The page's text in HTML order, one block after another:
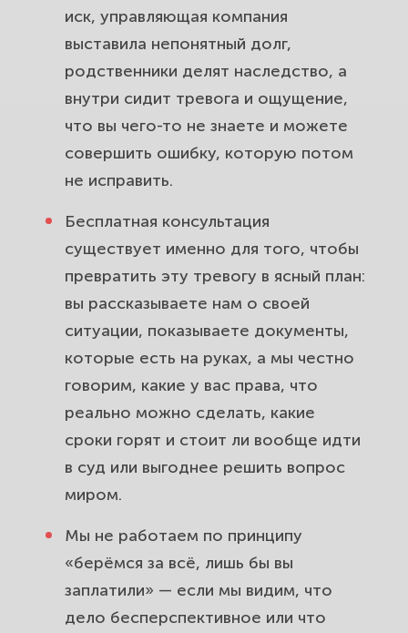
иск, управляющая компания
выставила непонятный долг,
родственники делят наследство, а
внутри сидит тревога и ощущение,
что вы чего-то не знаете и можете
совершить ошибку, которую потом
не исправить.
Бесплатная консультация
существует именно для того, чтобы
превратить эту тревогу в ясный план:
вы рассказываете нам о своей
ситуации, показываете документы,
которые есть на руках, а мы честно
говорим, какие у вас права, что
реально можно сделать, какие
сроки горят и стоит ли вообще идти
в суд или выгоднее решить вопрос
миром.
Мы не работаем по принципу
«берёмся за всё, лишь бы вы
заплатили» — если мы видим, что
дело бесперспективное или что